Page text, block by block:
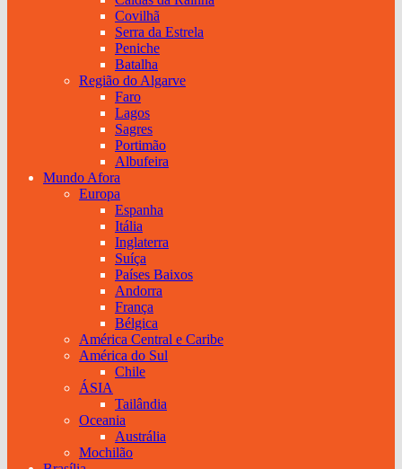
Covilhã
Serra da Estrela
Peniche
Batalha
Região do Algarve
Faro
Lagos
Sagres
Portimão
Albufeira
Mundo Afora
Europa
Espanha
Itália
Inglaterra
Suíça
Países Baixos
Andorra
França
Bélgica
América Central e Caribe
América do Sul
Chile
ÁSIA
Tailândia
Oceania
Austrália
Mochilão